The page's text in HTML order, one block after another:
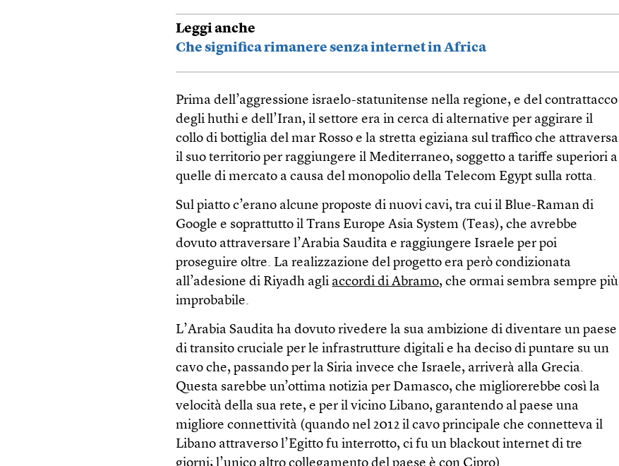
Leggi anche
Che significa rimanere senza internet in Africa
Prima dell’aggressione israelo-statunitense nella regione, e del contrattacco
degli huthi e dell’Iran, il settore era in cerca di alternative per aggirare il
collo di bottiglia del mar Rosso e la stretta egiziana sul traffico che attraversa
il suo territorio per raggiungere il Mediterraneo, soggetto a tariffe superiori a
quelle di mercato a causa del monopolio della Telecom Egypt sulla rotta.
Sul piatto c’erano alcune proposte di nuovi cavi, tra cui il Blue-Raman di
Google e soprattutto il Trans Europe Asia System (Teas), che avrebbe
dovuto attraversare l’Arabia Saudita e raggiungere Israele per poi
proseguire oltre. La realizzazione del progetto era però condizionata
all’adesione di Riyadh agli accordi di Abramo, che ormai sembra sempre più
improbabile.
L’Arabia Saudita ha dovuto rivedere la sua ambizione di diventare un paese
di transito cruciale per le infrastrutture digitali e ha deciso di puntare su un
cavo che, passando per la Siria invece che Israele, arriverà alla Grecia.
Questa sarebbe un’ottima notizia per Damasco, che migliorerebbe così la
velocità della sua rete, e per il vicino Libano, garantendo al paese una
migliore connettività (quando nel 2012 il cavo principale che connetteva il
Libano attraverso l’Egitto fu interrotto, ci fu un blackout internet di tre